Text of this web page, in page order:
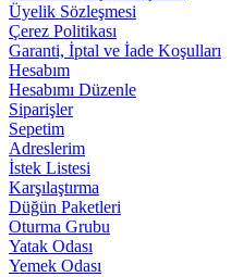
Üyelik Sözleşmesi
Çerez Politikası
Garanti, İptal ve İade Koşulları
Hesabım
Hesabımı Düzenle
Siparişler
Sepetim
Adreslerim
İstek Listesi
Karşılaştırma
Düğün Paketleri
Oturma Grubu
Yatak Odası
Yemek Odası